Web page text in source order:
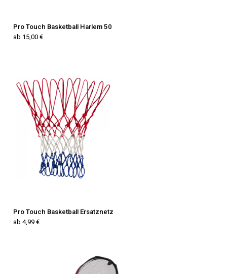
Pro Touch Basketball Harlem 50
ab 15,00 €
Pro Touch Basketball Ersatznetz
ab 4,99 €